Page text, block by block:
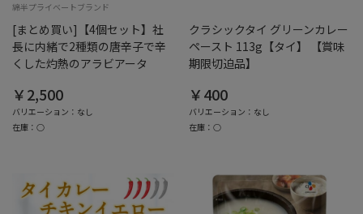
綿半プライベートブランド
[まとめ買い]【4個セット】社
長に内緒で2種類の唐辛子で辛
くした灼熱のアラビアータ
￥2,500
バリエーション：なし
在庫：○
クラシックタイ グリーンカレー
ペースト 113g【タイ】 【賞味
期限切迫品】
￥400
バリエーション：なし
在庫：○